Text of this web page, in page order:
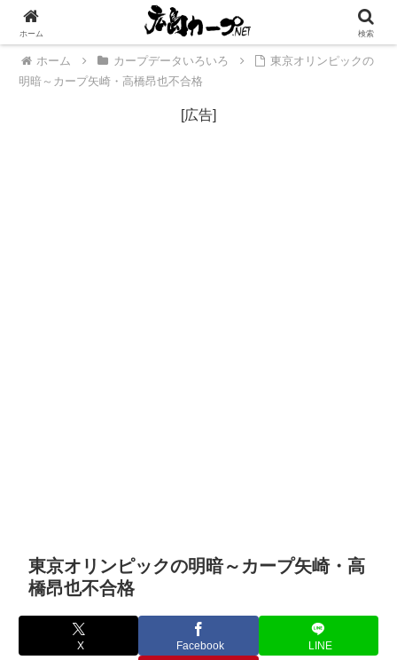
[広告]
ホーム カープデータいろいろ
東京オリンピックの
明暗～カープ矢崎・高橋昂也不合格
[広告]
東京オリンピックの明暗～カープ矢崎・高
橋昂也不合格
X Facebook LINE
ホーム 検索